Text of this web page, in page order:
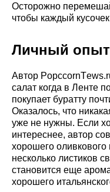
Осторожно
чтобы каждый
Личный опыт
Автор
салат когда в Ленте
покупает буратту
Оказалось, что
уже не нужны. Если
интереснее, автор
хорошего
несколько листиков
становится еще
хорошего